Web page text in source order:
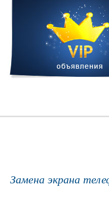
Замена экрана